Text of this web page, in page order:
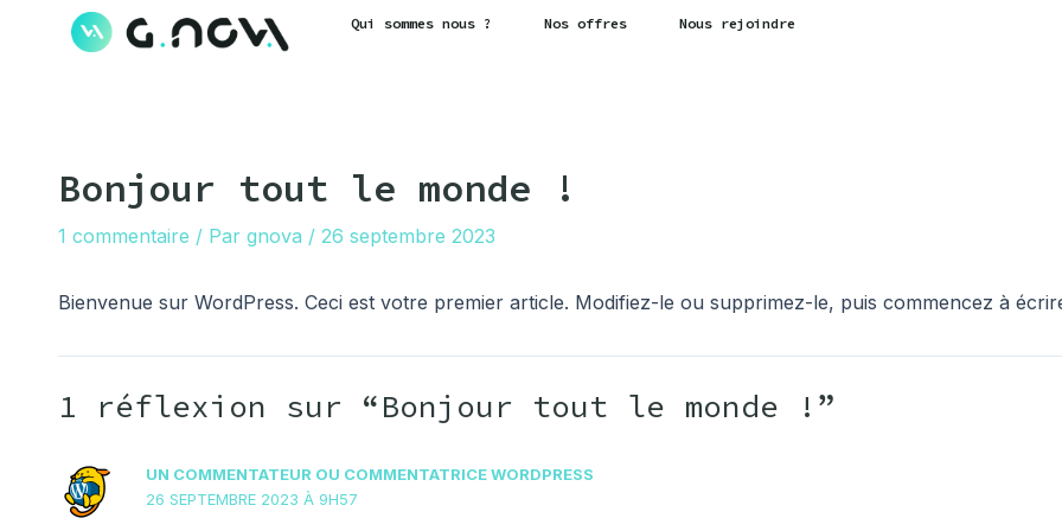
Qui sommes nous ? Nos offres Nous rejoindre
Bonjour tout le monde !
1 commentaire / Par gnova / 26 septembre 2023
Bienvenue sur WordPress. Ceci est votre premier article. Modifiez-le ou supprimez-le, puis commencez à
1 réflexion sur “Bonjour tout le monde !”
UN COMMENTATEUR OU COMMENTATRICE WORDPRESS
26 SEPTEMBRE 2023 À 9H57